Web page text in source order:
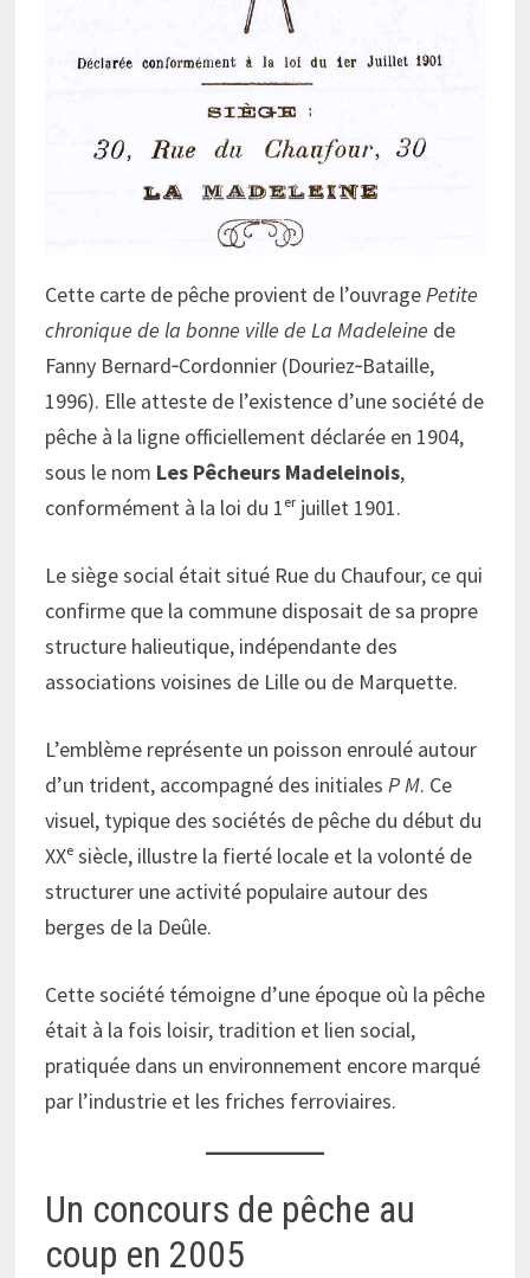
Cette carte de pêche provient de l’ouvrage Petite
chronique de la bonne ville de La Madeleine de
Fanny Bernard‑Cordonnier (Douriez‑Bataille,
1996). Elle atteste de l’existence d’une société de
pêche à la ligne officiellement déclarée en 1904,
sous le nom Les Pêcheurs Madeleinois,
conformément à la loi du 1ᵉʳ juillet 1901.
Le siège social était situé Rue du Chaufour, ce qui
confirme que la commune disposait de sa propre
structure halieutique, indépendante des
associations voisines de Lille ou de Marquette.
L’emblème représente un poisson enroulé autour
d’un trident, accompagné des initiales P M. Ce
visuel, typique des sociétés de pêche du début du
XXᵉ siècle, illustre la fierté locale et la volonté de
structurer une activité populaire autour des
berges de la Deûle.
Cette société témoigne d’une époque où la pêche
était à la fois loisir, tradition et lien social,
pratiquée dans un environnement encore marqué
par l’industrie et les friches ferroviaires.
Un concours de pêche au
coup en 2005